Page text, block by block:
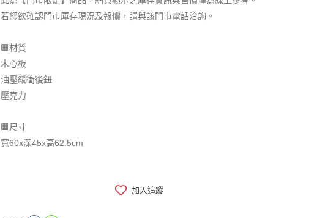
若您欲確認門市庫存現況及報價，請與該門市電話洽詢。
🟧材質
木心板
油壓緩衝後鈕
壓克力
🟧尺寸
寬60x深45x高62.5cm
加入追蹤